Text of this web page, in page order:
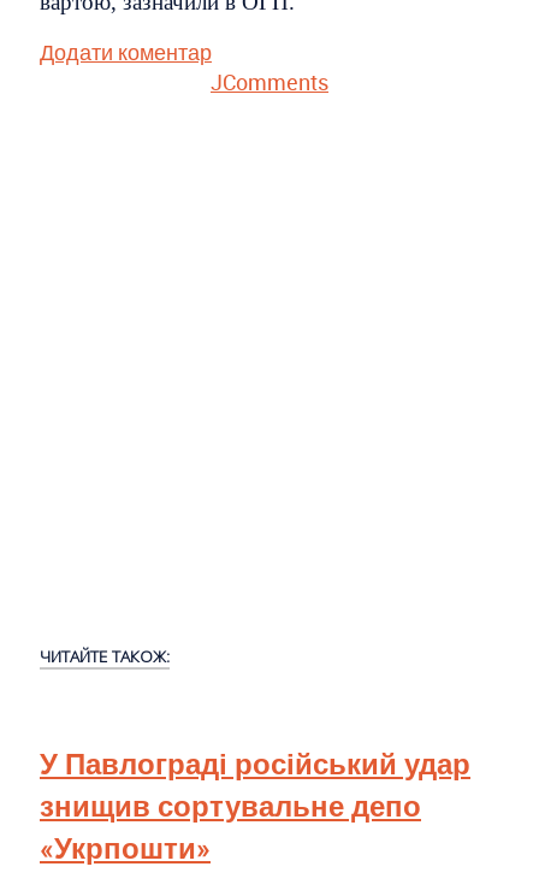
Додати коментар
JComments
ЧИТАЙТЕ ТАКОЖ:
У Павлограді російський удар
знищив сортувальне депо
«Укрпошти»